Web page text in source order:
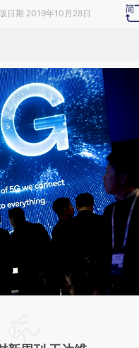
日期 2019年10月28日